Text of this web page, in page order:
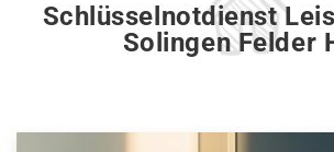
Schlüsselnotdienst
Solingen Felder